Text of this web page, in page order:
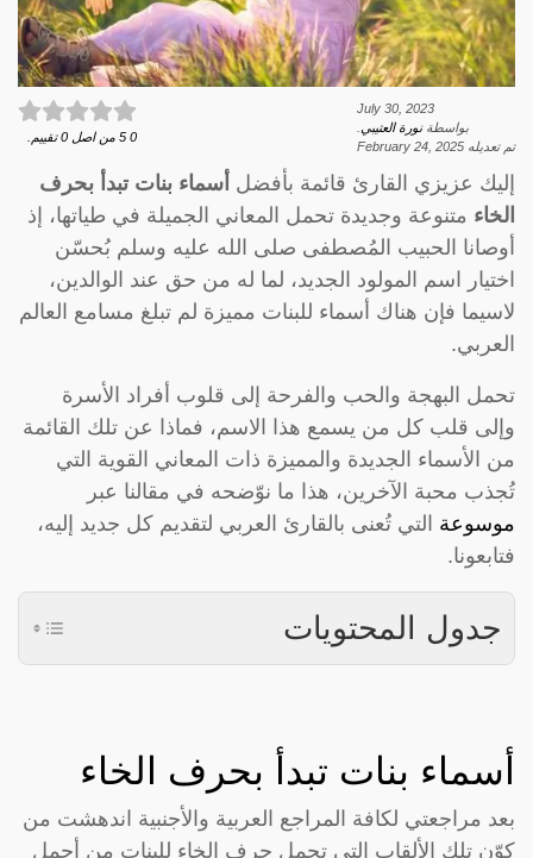
July 30, 2023
بواسطةنورة العتيبي
تم تعديله February 24, 2025
0
5 من اصل 0 تقييم.
إليك عزيزي القارئ قائمة بأفضل أسماء بنات تبدأ بحرف
الخاء متنوعة وجديدة تحمل المعاني الجميلة في طياتها، إذ
أوصانا الحبيب المُصطفى صلى الله عليه وسلم بُحسّن
اختيار اسم المولود الجديد، لما له من حق عند الوالدين،
لاسيما فإن هناك أسماء للبنات مميزة لم تبلغ مسامع العالم
العربي.
تحمل البهجة والحب والفرحة إلى قلوب أفراد الأسرة
وإلى قلب كل من يسمع هذا الاسم، فماذا عن تلك القائمة
من الأسماء الجديدة والمميزة ذات المعاني القوية التي
تُجذب محبة الآخرين، هذا ما نوّضحه في مقالنا عبر
موسوعة التي تُعنى بالقارئ العربي لتقديم كل جديد إليه،
فتابعونا.
جدول المحتويات
أسماء بنات تبدأ بحرف الخاء
بعد مراجعتي لكافة المراجع العربية والأجنبية اندهشت من
كوّن تلك الألقاب التي تحمل حرف الخاء للبنات من أجمل